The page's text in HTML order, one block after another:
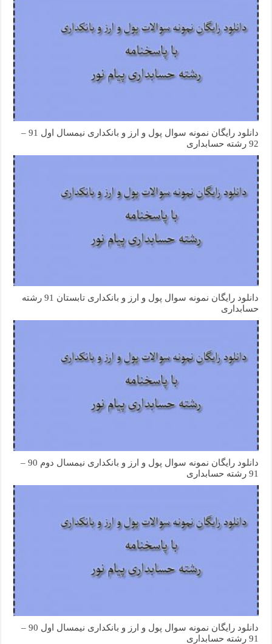
دانلود رایگان نمونه سوال پول و ارز و بانکداری نیمسال اول 91 –
92 رشته حسابداری
دانلود رایگان نمونه سوال پول و ارز و بانکداری تابستان 91 رشته
حسابداری
دانلود رایگان نمونه سوال پول و ارز و بانکداری نیمسال دوم 90 –
91 رشته حسابداری
دانلود رایگان نمونه سوال پول و ارز و بانکداری نیمسال اول 90 –
91 رشته حسابداری